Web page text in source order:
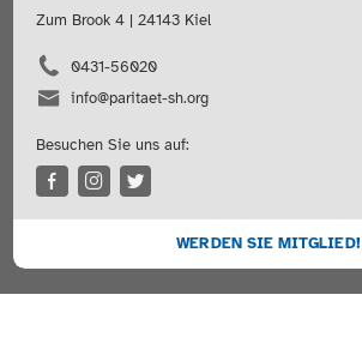
Zum Brook 4 | 24143 Kiel
0431-56020
info@paritaet-sh.org
Besuchen Sie uns auf:
WERDEN SIE MITGLIED!